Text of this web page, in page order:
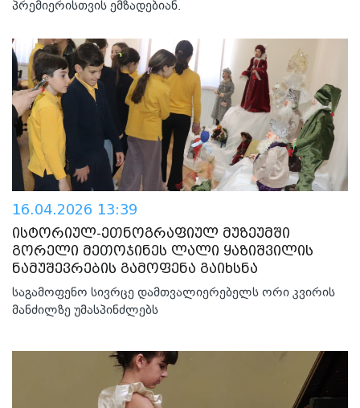
პრემიერისთვის ემზადებიან.
16.04.2026 13:39
ისტორიულ-ეთნოგრაფიულ მუზეუმში
გორელი მეთოჯინეს ლალი ყაზიშვილის
ნამუშევრების გამოფენა გაიხსნა
საგამოფენო სივრცე დამთვალიერებელს ორი კვირის
მანძილზე უმასპინძლებს